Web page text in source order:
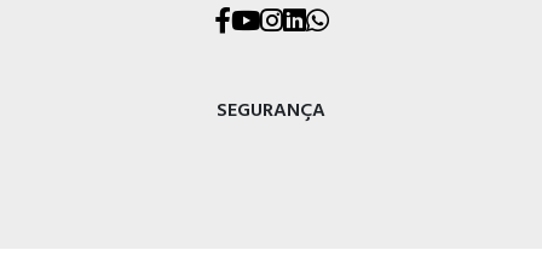
SEGURANÇA